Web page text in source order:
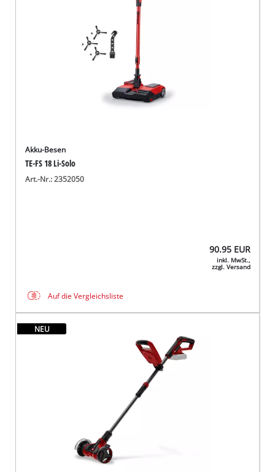
Akku-Besen
TE-FS 18 Li-Solo
Art.-Nr.: 2352050
90.95 EUR
inkl. MwSt.,
zzgl. Versand
Auf die Vergleichsliste
NEU